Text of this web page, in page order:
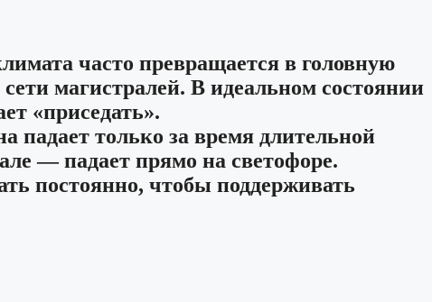
часто превращается в головную
магистралей. В идеальном состоянии
«приседать».
падает только за время длительной
— падает прямо на светофоре.
постоянно, чтобы поддерживать